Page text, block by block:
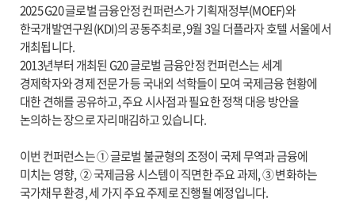
2025 G20 글로벌 금융안정 컨퍼런스가 기획재정부(MOEF)와
한국개발연구원(KDI)의 공동주최로, 9월 3일 더플라자 호텔 서울에서
개최됩니다.
2013년부터 개최된 G20 글로벌 금융안정 컨퍼런스는 세계
경제학자와 경제 전문가 등 국내외 석학들이 모여 국제금융 현황에
대한 견해를 공유하고, 주요 시사점과 필요한 정책 대응 방안을
논의하는 장으로 자리매김하고 있습니다.
이번 컨퍼런스는 ① 글로벌 불균형의 조정이 국제 무역과 금융에
미치는 영향, ② 국제금융 시스템이 직면한 주요 과제, ③ 변화하는
국가채무 환경, 세 가지 주요 주제로 진행될 예정입니다.